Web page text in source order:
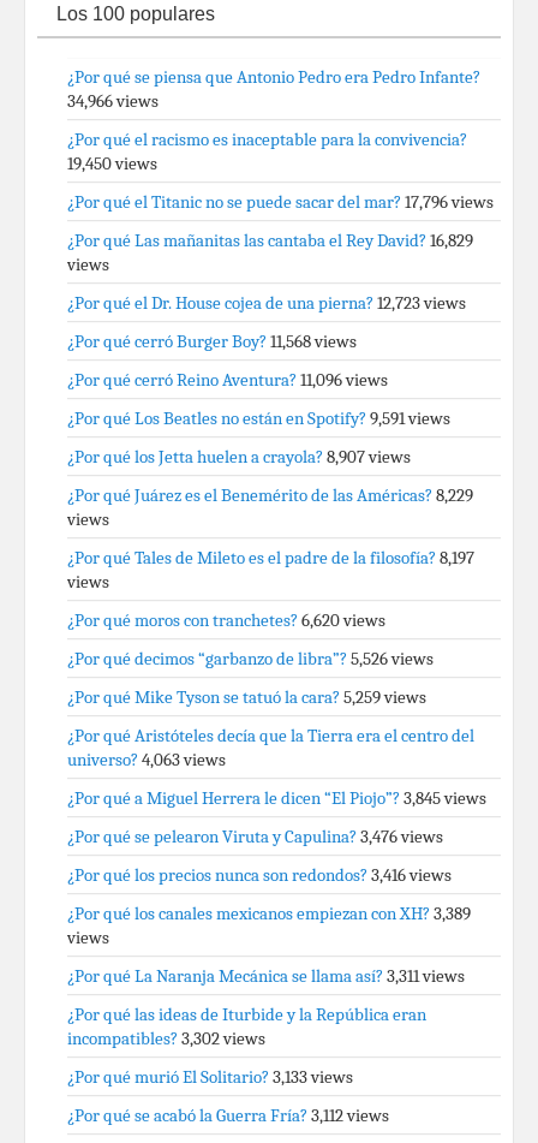
Los 100 populares
¿Por qué se piensa que Antonio Pedro era Pedro Infante?
34,966 views
¿Por qué el racismo es inaceptable para la convivencia?
19,450 views
¿Por qué el Titanic no se puede sacar del mar? 17,796 views
¿Por qué Las mañanitas las cantaba el Rey David? 16,829
views
¿Por qué el Dr. House cojea de una pierna? 12,723 views
¿Por qué cerró Burger Boy? 11,568 views
¿Por qué cerró Reino Aventura? 11,096 views
¿Por qué Los Beatles no están en Spotify? 9,591 views
¿Por qué los Jetta huelen a crayola? 8,907 views
¿Por qué Juárez es el Benemérito de las Américas? 8,229
views
¿Por qué Tales de Mileto es el padre de la filosofía? 8,197
views
¿Por qué moros con tranchetes? 6,620 views
¿Por qué decimos “garbanzo de libra”? 5,526 views
¿Por qué Mike Tyson se tatuó la cara? 5,259 views
¿Por qué Aristóteles decía que la Tierra era el centro del
universo? 4,063 views
¿Por qué a Miguel Herrera le dicen “El Piojo”? 3,845 views
¿Por qué se pelearon Viruta y Capulina? 3,476 views
¿Por qué los precios nunca son redondos? 3,416 views
¿Por qué los canales mexicanos empiezan con XH? 3,389
views
¿Por qué La Naranja Mecánica se llama así? 3,311 views
¿Por qué las ideas de Iturbide y la República eran
incompatibles? 3,302 views
¿Por qué murió El Solitario? 3,133 views
¿Por qué se acabó la Guerra Fría? 3,112 views